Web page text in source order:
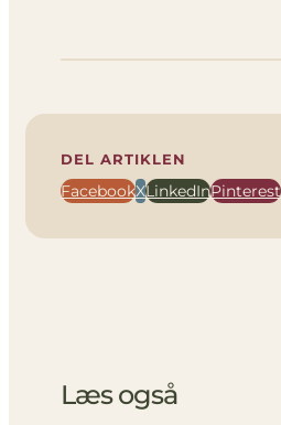
DEL ARTIKLEN
FacebookXLinkedInPinterest
Læs også